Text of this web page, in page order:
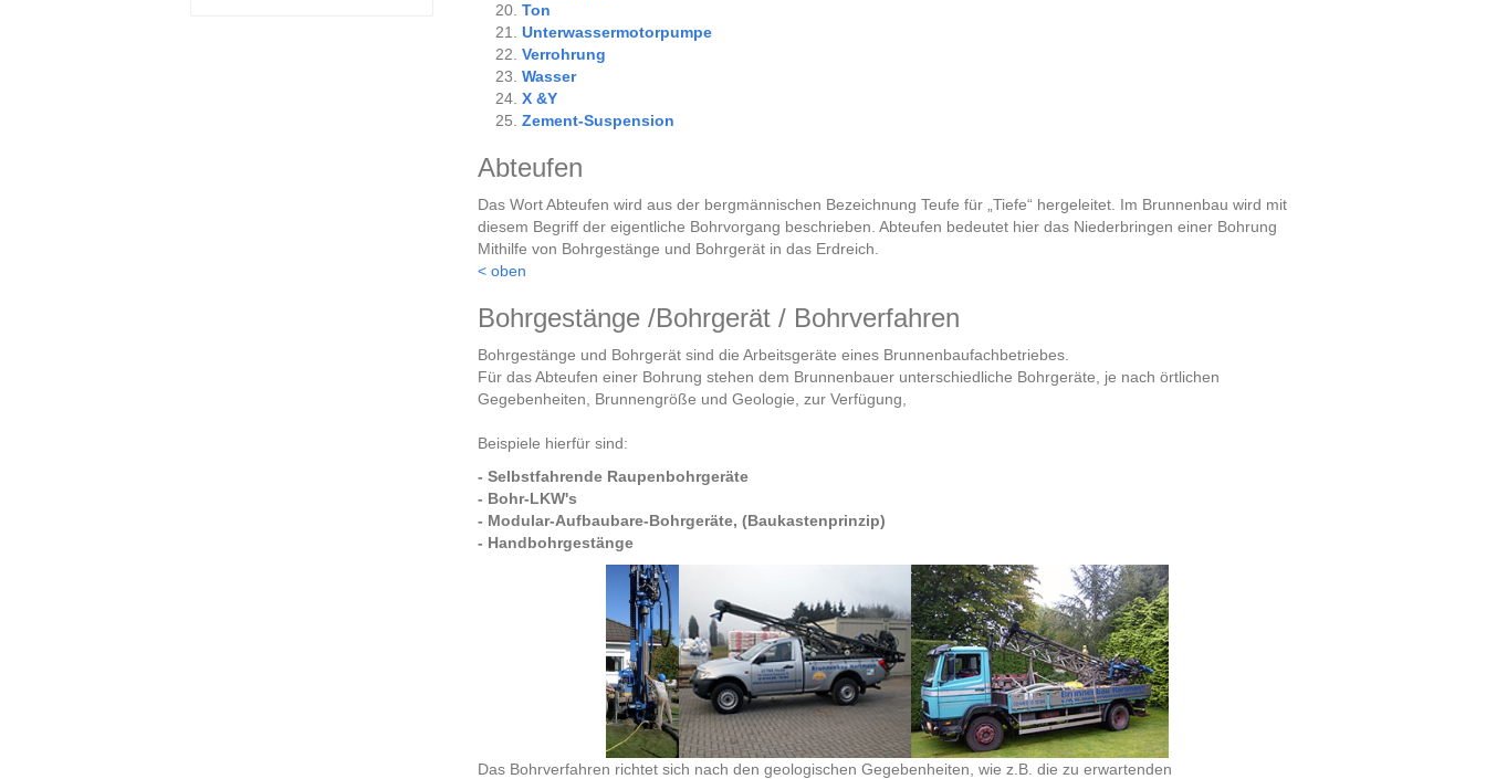
Ton
Unterwassermotorpumpe
Verrohrung
Wasser
X &Y
Zement-Suspension
Abteufen
Das Wort Abteufen wird aus der bergmännischen Bezeichnung Teufe für „Tiefe“ hergeleitet. Im Brunnenbau wird mit
diesem Begriff der eigentliche Bohrvorgang beschrieben. Abteufen bedeutet hier das Niederbringen einer Bohrung
Mithilfe von Bohrgestänge und Bohrgerät in das Erdreich.
< oben
Bohrgestänge /Bohrgerät / Bohrverfahren
Bohrgestänge und Bohrgerät sind die Arbeitsgeräte eines Brunnenbaufachbetriebes.
Für das Abteufen einer Bohrung stehen dem Brunnenbauer unterschiedliche Bohrgeräte, je nach örtlichen
Gegebenheiten, Brunnengröße und Geologie, zur Verfügung,
Beispiele hierfür sind:
- Selbstfahrende Raupenbohrgeräte
- Bohr-LKW's
- Modular-Aufbaubare-Bohrgeräte, (Baukastenprinzip)
- Handbohrgestänge
Das Bohrverfahren richtet sich nach den geologischen Gegebenheiten, wie z.B. die zu erwartenden